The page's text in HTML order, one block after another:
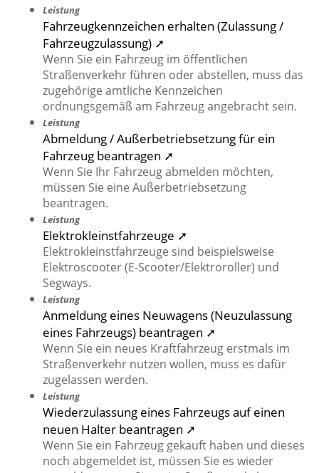
Leistung
Fahrzeugkennzeichen erhalten (Zulassung /
Fahrzeugzulassung) ➚
Wenn Sie ein Fahrzeug im öffentlichen
Straßenverkehr führen oder abstellen, muss das
zugehörige amtliche Kennzeichen
ordnungsgemäß am Fahrzeug angebracht sein.
Leistung
Abmeldung / Außerbetriebsetzung für ein
Fahrzeug beantragen ➚
Wenn Sie Ihr Fahrzeug abmelden möchten,
müssen Sie eine Außerbetriebsetzung
beantragen.
Leistung
Elektrokleinstfahrzeuge ➚
Elektrokleinstfahrzeuge sind beispielsweise
Elektroscooter (E-Scooter/Elektroroller) und
Segways.
Leistung
Anmeldung eines Neuwagens (Neuzulassung
eines Fahrzeugs) beantragen ➚
Wenn Sie ein neues Kraftfahrzeug erstmals im
Straßenverkehr nutzen wollen, muss es dafür
zugelassen werden.
Leistung
Wiederzulassung eines Fahrzeugs auf einen
neuen Halter beantragen ➚
Wenn Sie ein Fahrzeug gekauft haben und dieses
noch abgemeldet ist, müssen Sie es wieder